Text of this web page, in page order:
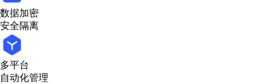
数据加密
安全隔离
多平台
自动化管理